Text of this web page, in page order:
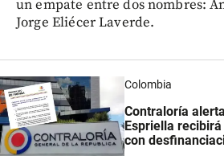
un empate entre dos nombres:
Jorge Eliécer Laverde.
Colombia
Contraloría
Espriella
con